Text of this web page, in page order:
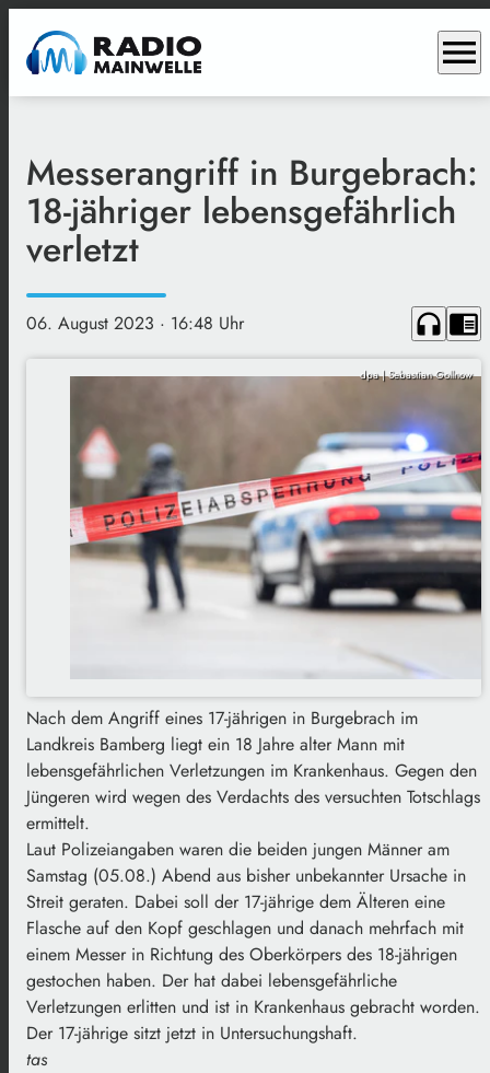
menu
Messerangriff in Burgebrach:
18-jähriger lebensgefährlich
verletzt
06. August 2023 · 16:48 Uhr headphones chrome_reader_mode
dpa | Sebastian Gollnow
Nach dem Angriff eines 17-jährigen in Burgebrach im
Landkreis Bamberg liegt ein 18 Jahre alter Mann mit
lebensgefährlichen Verletzungen im Krankenhaus. Gegen den
Jüngeren wird wegen des Verdachts des versuchten Totschlags
ermittelt.
Laut Polizeiangaben waren die beiden jungen Männer am
Samstag (05.08.) Abend aus bisher unbekannter Ursache in
Streit geraten. Dabei soll der 17-jährige dem Älteren eine
Flasche auf den Kopf geschlagen und danach mehrfach mit
einem Messer in Richtung des Oberkörpers des 18-jährigen
gestochen haben. Der hat dabei lebensgefährliche
Verletzungen erlitten und ist in Krankenhaus gebracht worden.
Der 17-jährige sitzt jetzt in Untersuchungshaft.
tas